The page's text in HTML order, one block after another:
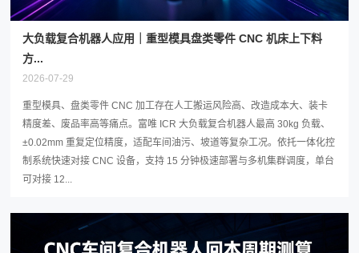
大负载复合机器人应用｜重型模具盘类零件 CNC 机床上下料
方...
2026-07-29
重型模具、盘类零件 CNC 加工存在人工搬运风险高、改造成本大、装卡
精度差、废品率高等痛点。富唯 ICR 大负载复合机器人最高 30kg 负载、
±0.02mm 重复定位精度，适配车间油污、坡道等复杂工况。依托一体化控
制系统快速对接 CNC 设备，支持 15 分钟极速部署与多机集群调度，单台
可对接 12...